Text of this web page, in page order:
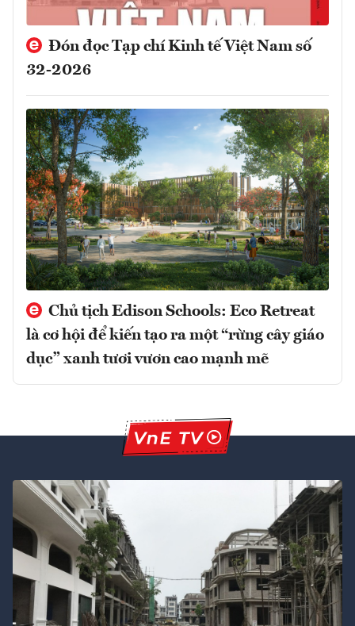
Đón đọc Tạp chí Kinh tế Việt Nam số
32-2026
Chủ tịch Edison Schools: Eco Retreat
là cơ hội để kiến tạo ra một “rừng cây giáo
dục” xanh tươi vươn cao mạnh mẽ